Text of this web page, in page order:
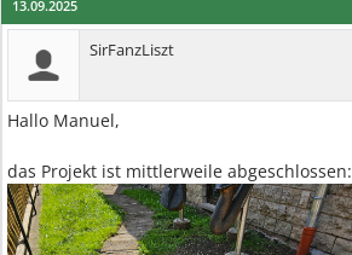
13.09.2025
SirFanzLiszt
Hallo Manuel,
das Projekt ist mittlerweile abgeschlossen: